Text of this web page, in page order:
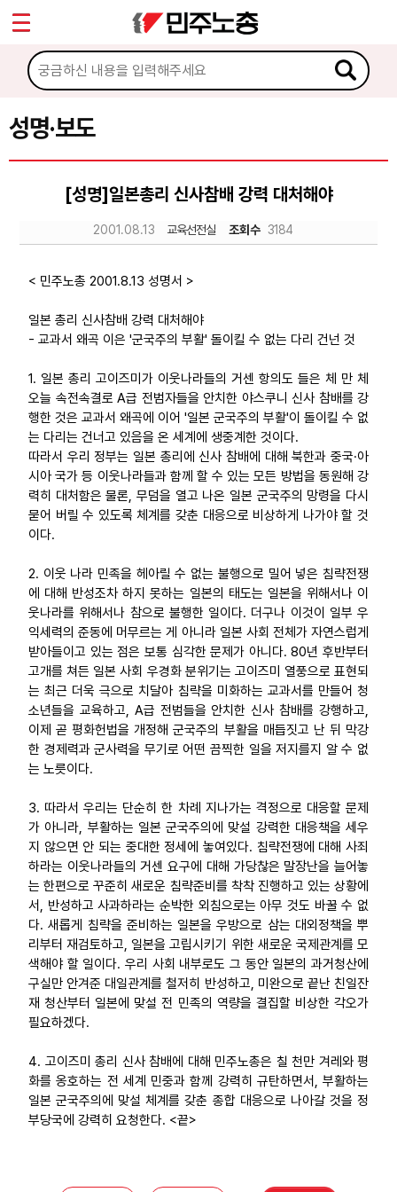
성명·보도
[성명]일본총리 신사참배 강력 대처해야
2001.08.13 교육선전실 조회수 3184
< 민주노총 2001.8.13 성명서 >
일본 총리 신사참배 강력 대처해야
- 교과서 왜곡 이은 '군국주의 부활' 돌이킬 수 없는 다리 건넌 것
1. 일본 총리 고이즈미가 이웃나라들의 거센 항의도 들은 체 만 체
오늘 속전속결로 A급 전범자들을 안치한 야스쿠니 신사 참배를 강
행한 것은 교과서 왜곡에 이어 '일본 군국주의 부활'이 돌이킬 수 없
는 다리는 건너고 있음을 온 세계에 생중계한 것이다.
따라서 우리 정부는 일본 총리에 신사 참배에 대해 북한과 중국·아
시아 국가 등 이웃나라들과 함께 할 수 있는 모든 방법을 동원해 강
력히 대처함은 물론, 무덤을 열고 나온 일본 군국주의 망령을 다시
묻어 버릴 수 있도록 체계를 갖춘 대응으로 비상하게 나가야 할 것
이다.
2. 이웃 나라 민족을 헤아릴 수 없는 불행으로 밀어 넣은 침략전쟁
에 대해 반성조차 하지 못하는 일본의 태도는 일본을 위해서나 이
웃나라를 위해서나 참으로 불행한 일이다. 더구나 이것이 일부 우
익세력의 준동에 머무르는 게 아니라 일본 사회 전체가 자연스럽게
받아들이고 있는 점은 보통 심각한 문제가 아니다. 80년 후반부터
고개를 쳐든 일본 사회 우경화 분위기는 고이즈미 열풍으로 표현되
는 최근 더욱 극으로 치달아 침략을 미화하는 교과서를 만들어 청
소년들을 교육하고, A급 전범들을 안치한 신사 참배를 강행하고,
이제 곧 평화헌법을 개정해 군국주의 부활을 매듭짓고 난 뒤 막강
한 경제력과 군사력을 무기로 어떤 끔찍한 일을 저지를지 알 수 없
는 노릇이다.
3. 따라서 우리는 단순히 한 차례 지나가는 격정으로 대응할 문제
가 아니라, 부활하는 일본 군국주의에 맞설 강력한 대응책을 세우
지 않으면 안 되는 중대한 정세에 놓여있다. 침략전쟁에 대해 사죄
하라는 이웃나라들의 거센 요구에 대해 가당찮은 말장난을 늘어놓
는 한편으로 꾸준히 새로운 침략준비를 착착 진행하고 있는 상황에
서, 반성하고 사과하라는 순박한 외침으로는 아무 것도 바꿀 수 없
다. 새롭게 침략을 준비하는 일본을 우방으로 삼는 대외정책을 뿌
리부터 재검토하고, 일본을 고립시키기 위한 새로운 국제관계를 모
색해야 할 일이다. 우리 사회 내부로도 그 동안 일본의 과거청산에
구실만 안겨준 대일관계를 철저히 반성하고, 미완으로 끝난 친일잔
재 청산부터 일본에 맞설 전 민족의 역량을 결집할 비상한 각오가
필요하겠다.
4. 고이즈미 총리 신사 참배에 대해 민주노총은 칠 천만 겨레와 평
화를 옹호하는 전 세계 민중과 함께 강력히 규탄하면서, 부활하는
일본 군국주의에 맞설 체계를 갖춘 종합 대응으로 나아갈 것을 정
부당국에 강력히 요청한다. <끝>
마이페이지
소개
소식
공지사항
성명·보도
노동상담
자료
부설기관
업무
Sketchbook5, 스케치북5
Sketchbook5, 스케치북5